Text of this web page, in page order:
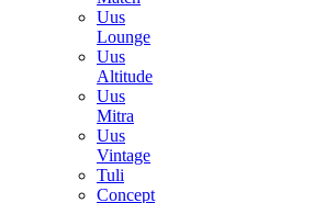
Uus
Lounge
Uus
Altitude
Uus
Mitra
Uus
Vintage
Tuli
Concept